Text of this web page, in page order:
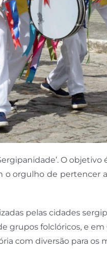
O
orgulho de pertencer
pelas cidades
grupos folclóricos, e
com diversão para os